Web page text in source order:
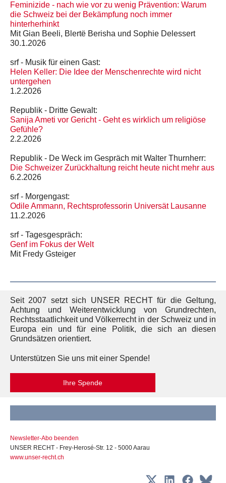
Feminizide - nach wie vor zu wenig Prävention: Warum
die Schweiz bei der Bekämpfung noch immer
hinterherhinkt
Mit Gian Beeli, Blertë Berisha und Sophie Delessert
30.1.2026
srf - Musik für einen Gast:
Helen Keller: Die Idee der Menschenrechte wird nicht
untergehen
1.2.2026
Republik - Dritte Gewalt:
Sanija Ameti vor Gericht - Geht es wirklich um religiöse
Gefühle?
2.2.2026
Republik - De Weck im Gespräch mit Walter Thurnherr:
Die Schweizer Zurück­haltung reicht heute nicht mehr aus
6.2.2026
srf - Morgengast:
Odile Ammann, Rechtsprofessorin Universät Lausanne
11.2.2026
srf - Tagesgespräch:
Genf im Fokus der Welt
Mit Fredy Gsteiger
Seit 2007 setzt sich UNSER RECHT für die Geltung,
Achtung und Weiterentwicklung von Grundrechten,
Rechtsstaatlichkeit und Völkerrecht in der Schweiz und in
Europa ein und für eine Politik, die sich an diesen
Grundsätzen orientiert.
Unterstützen Sie uns mit einer Spende!
Ihre Spende
Newsletter-Abo beenden
UNSER RECHT - Frey-Herosé-Str. 12 - 5000 Aarau
www.unser-recht.ch